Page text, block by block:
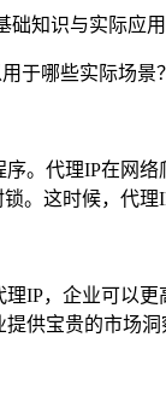
于哪些实际场景？
。代理IP在网
。这时候，代
IP，企业可以
供宝贵的市场洞